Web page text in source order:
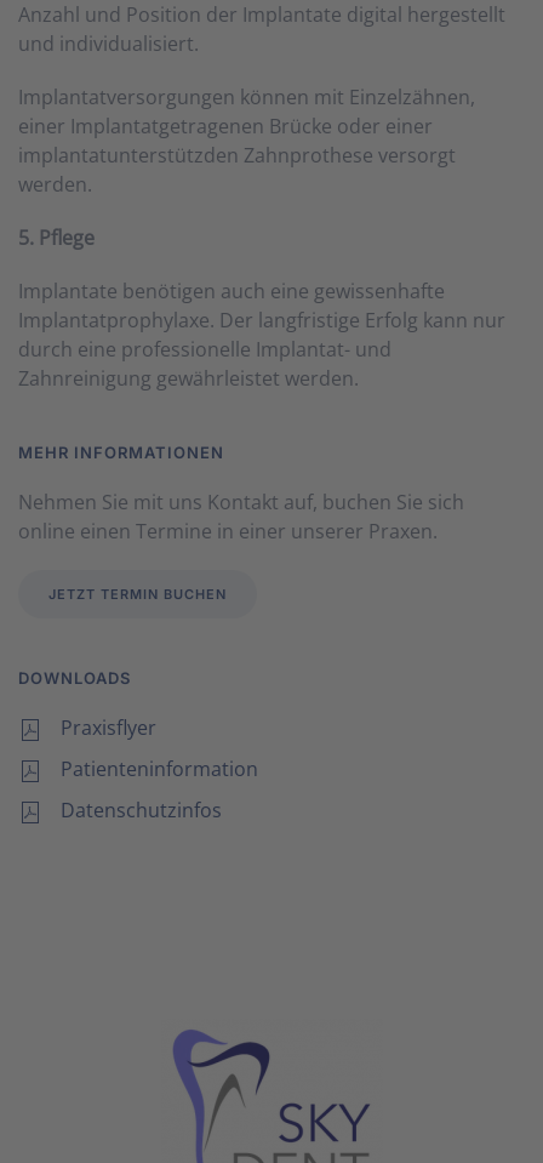
Anzahl und Position der Implantate digital hergestellt
und individualisiert.
Implantatversorgungen können mit Einzelzähnen,
einer Implantatgetragenen Brücke oder einer
implantatunterstützden Zahnprothese versorgt
werden.
5. Pflege
Implantate benötigen auch eine gewissenhafte
Implantatprophylaxe. Der langfristige Erfolg kann nur
durch eine professionelle Implantat- und
Zahnreinigung gewährleistet werden.
MEHR INFORMATIONEN
Nehmen Sie mit uns Kontakt auf, buchen Sie sich
online einen Termine in einer unserer Praxen.
JETZT TERMIN BUCHEN
DOWNLOADS
Praxisflyer
Patienteninformation
Datenschutzinfos